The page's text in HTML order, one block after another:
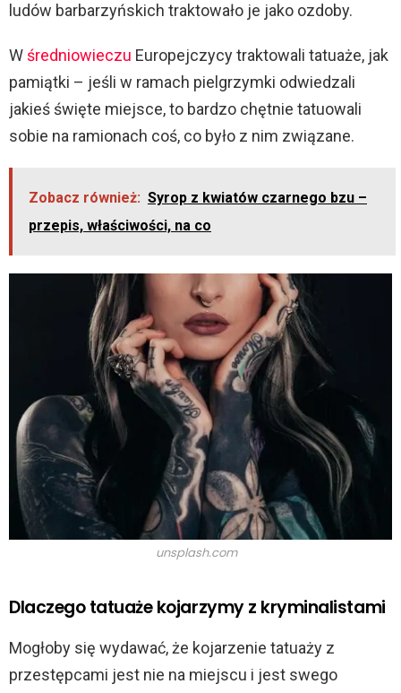
ludów barbarzyńskich traktowało je jako ozdoby.
W średniowieczu Europejczycy traktowali tatuaże, jak
pamiątki – jeśli w ramach pielgrzymki odwiedzali
jakieś święte miejsce, to bardzo chętnie tatuowali
sobie na ramionach coś, co było z nim związane.
Zobacz również: Syrop z kwiatów czarnego bzu –
przepis, właściwości, na co
unsplash.com
Dlaczego tatuaże kojarzymy z kryminalistami
Mogłoby się wydawać, że kojarzenie tatuaży z
przestępcami jest nie na miejscu i jest swego